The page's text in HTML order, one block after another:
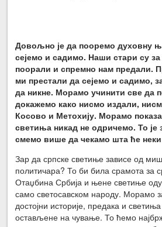
Довољно је да пооремо духовну
сејемо и садимо. Наши стари су
поорали и спремно нам предали.
ми престали да сејемо и садимо,
да никне. Морамо учинити све да
докажемо како нисмо издали,
Косово и Метохију. Морамо
светиња никад не одричемо. То је
смемо више да чекамо шта ће
Зар да српске светиње зависе од
политичара? То би била срамота за
Отаџбина Србија и њене светиње
само светосавском народу. Морамо
достојни историје, предака и
остављене на чување. То ћемо